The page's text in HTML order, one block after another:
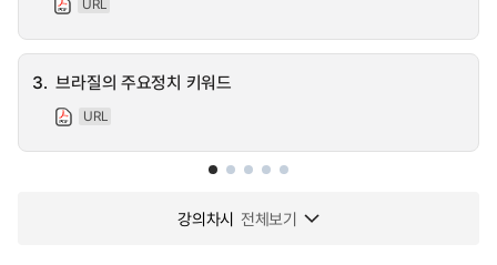
URL
3. 브라질의 주요정치 키워드
URL
강의차시 전체보기